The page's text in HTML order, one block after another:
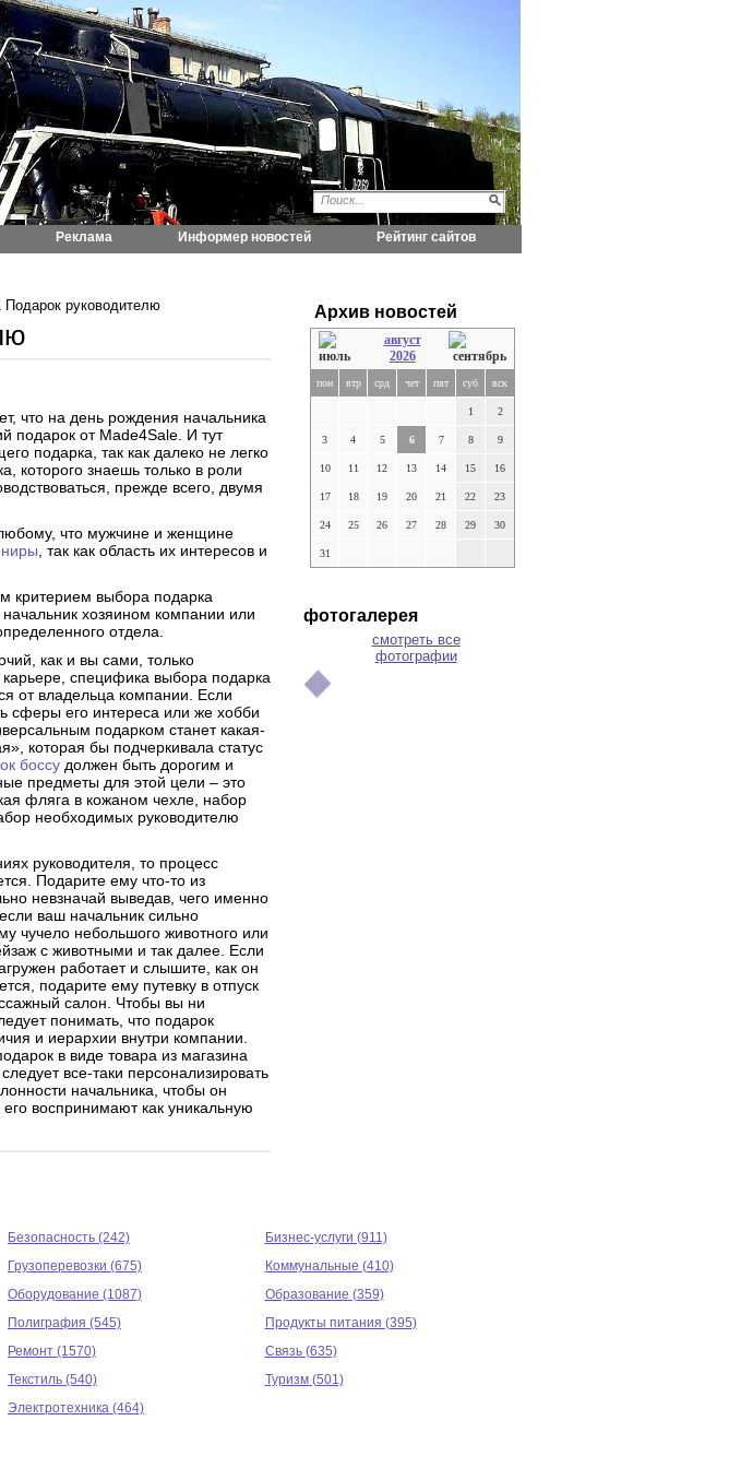
Реклама Информер новостей Рейтинг сайтов
Подарок руководителю
что на день рождения начальника
подарок от Made4Sale. И тут
подарка, так как далеко не легко
которого знаешь только в роли
прежде всего, двумя
что мужчине и женщине
, так как область их интересов и
критерием выбора подарка
хозяином компании или
отдела.
как и вы сами, только
специфика выбора подарка
от владельца компании. Если
сферы его интереса или же хобби
подарком станет какая-
которая бы подчеркивала статус
боссу должен быть дорогим и
предметы для этой цели – это
фляга в кожаном чехле, набор
необходимых руководителю
руководителя, то процесс
Подарите ему что-то из
невзначай выведав, чего именно
ваш начальник сильно
чучело небольшого животного или
с животными и так далее. Если
работает и слышите, как он
подарите ему путевку в отпуск
салон. Чтобы вы ни
понимать, что подарок
и иерархии внутри компании.
в виде товара из магазина
все-таки персонализировать
начальника, чтобы он
воспринимают как уникальную
Архив новостей
август
2026
пон втр срд чет пят суб вск
1 2
3 4 5 6 7 8 9
10 11 12 13 14 15 16
17 18 19 20 21 22 23
24 25 26 27 28 29 30
31
фотогалерея
смотреть все
фотографии
Безопасность (242)
Бизнес-услуги (911)
Грузоперевозки (675)
Коммунальные (410)
Оборудование (1087)
Образование (359)
Полиграфия (545)
Продукты питания (395)
Ремонт (1570)
Связь (635)
Текстиль (540)
Туризм (501)
Электротехника (464)